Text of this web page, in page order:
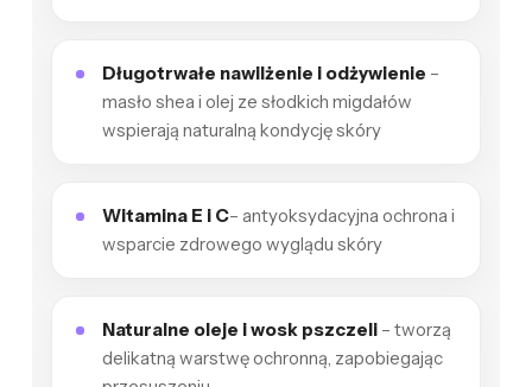
Długotrwałe nawilżenie i odżywienie –
masło shea i olej ze słodkich migdałów
wspierają naturalną kondycję skóry
Witamina E i C– antyoksydacyjna ochrona i
wsparcie zdrowego wyglądu skóry
Naturalne oleje i wosk pszczeli– tworzą
delikatną warstwę ochronną, zapobiegając